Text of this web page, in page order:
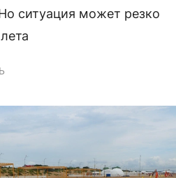
ситуация может резко